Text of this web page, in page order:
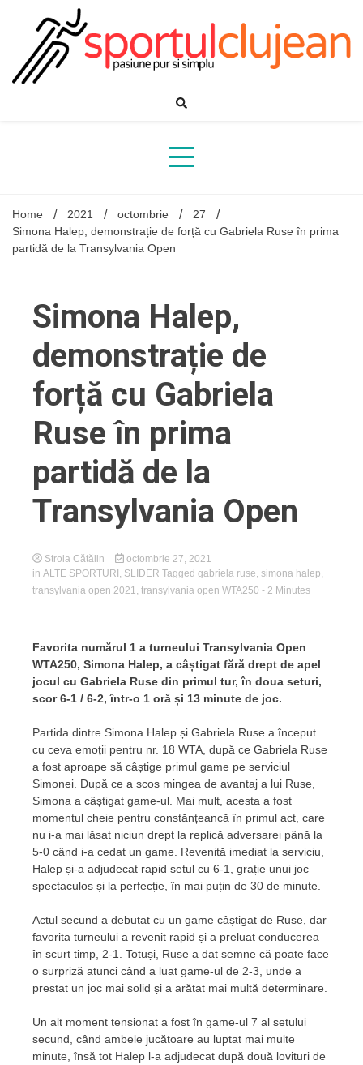
Home 2021 octombrie
27
Simona Halep, demonstrație de forță cu Gabriela Ruse în prima
partidă de la Transylvania Open
Simona Halep,
demonstrație de
forță cu Gabriela
Ruse în prima
partidă de la
Transylvania Open
Stroia Cătălin
octombrie 27, 2021
in ALTE SPORTURI SLIDER Tagged gabriela ruse simona halep
transylvania open 2021
transylvania open WTA250 - 2 Minutes
Favorita numărul 1 a turneului Transylvania Open
WTA250, Simona Halep, a câștigat fără drept de apel
jocul cu Gabriela Ruse din primul tur, în doua seturi,
scor 6-1 / 6-2, într-o 1 oră și 13 minute de joc.
Partida dintre Simona Halep și Gabriela Ruse a început
cu ceva emoții pentru nr. 18 WTA, după ce Gabriela Ruse
a fost aproape să câștige primul game pe serviciul
Simonei. După ce a scos mingea de avantaj a lui Ruse,
Simona a câștigat game-ul. Mai mult, acesta a fost
momentul cheie pentru constănțeancă în primul act, care
nu i-a mai lăsat niciun drept la replică adversarei până la
5-0 când i-a cedat un game. Revenită imediat la serviciu,
Halep și-a adjudecat rapid setul cu 6-1, grație unui joc
spectaculos și la perfecție, în mai puțin de 30 de minute.
Actul secund a debutat cu un game câștigat de Ruse, dar
favorita turneului a revenit rapid și a preluat conducerea
în scurt timp, 2-1. Totuși, Ruse a dat semne că poate face
o surpriză atunci când a luat game-ul de 2-3, unde a
prestat un joc mai solid și a arătat mai multă determinare.
Un alt moment tensionat a fost în game-ul 7 al setului
secund, când ambele jucătoare au luptat mai multe
minute, însă tot Halep l-a adjudecat după două lovituri de